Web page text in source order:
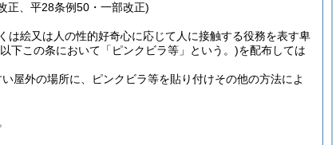
正、平28条例50・一部改正)
絵又は人の性的好奇心に応じて人に接触する役務を表す卑
下この条において「ピンクビラ等」という。)を配布しては
屋外の場所に、ピンクビラ等を貼り付けその他の方法によ